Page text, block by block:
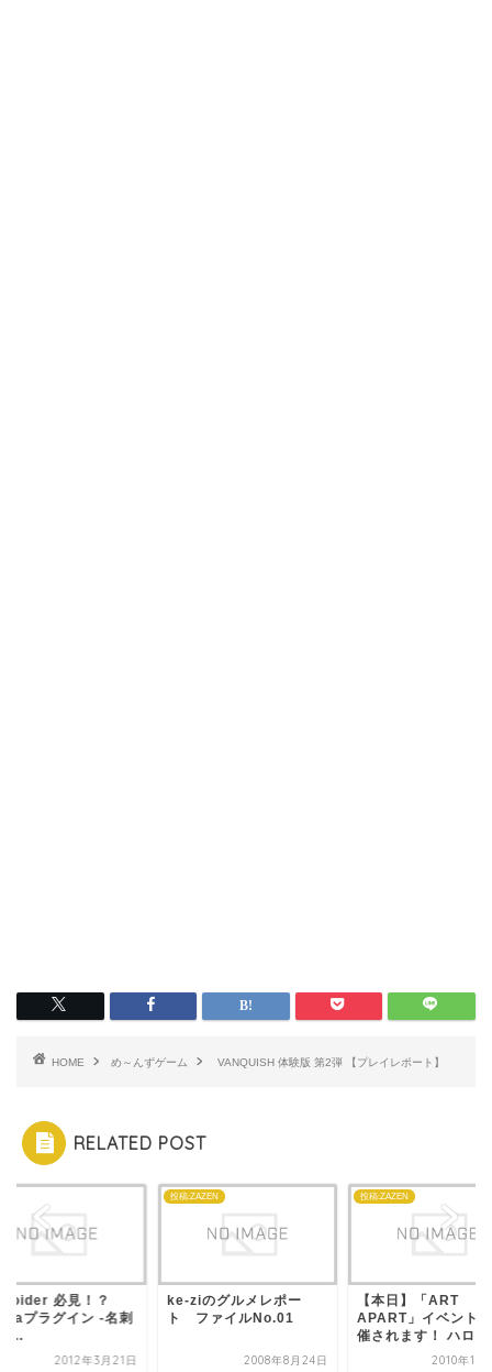
HOME め～んずゲーム VANQUISH 体験版 第2弾 【プレイレポート】
RELATED POST
必見！？
プラグイン -名刺
-...
2012年3月21日
投稿:ZAZEN
ke-ziのグルメレポー
ト ファイルNo.01
2008年8月24日
投稿:ZAZEN
【本日】「ART
APART」イベント
催されます！ ハロウ
2010年10